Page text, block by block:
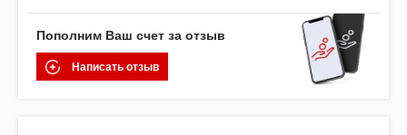
Пополним Ваш счет за отзыв
Написать отзыв